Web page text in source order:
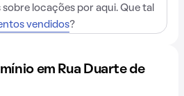
locações por aqui. Que tal
vendidos?
em Rua Duarte de